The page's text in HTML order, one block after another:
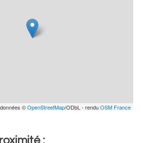
©OpenStreetMap/ODbL - renduOSM France
: